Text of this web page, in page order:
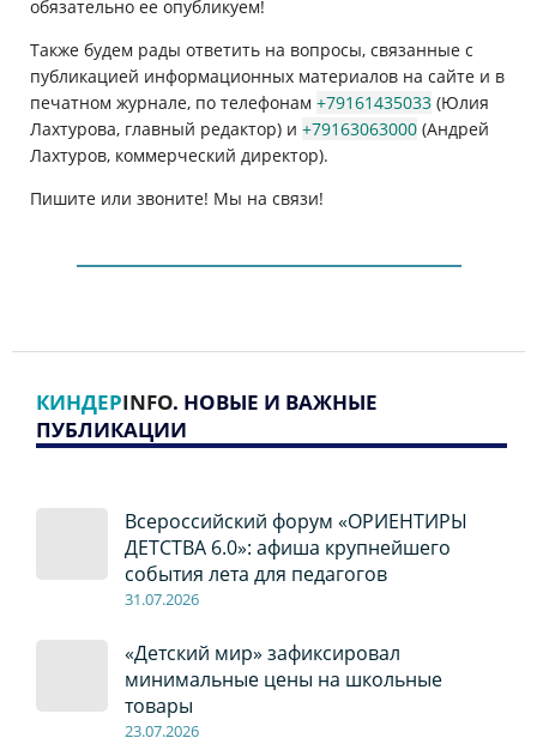
обязательно ее опубликуем!
Также будем рады ответить на вопросы, связанные с
публикацией информационных материалов на сайте и в
печатном журнале, по телефонам +79161435033 (Юлия
Лахтурова, главный редактор) и +79163063000 (Андрей
Лахтуров, коммерческий директор).
Пишите или звоните! Мы на связи!
КИНДЕРINFO. НОВЫЕ И ВАЖНЫЕ
ПУБЛИКАЦИИ
Всероссийский форум «ОРИЕНТИРЫ
ДЕТСТВА 6.0»: афиша крупнейшего
события лета для педагогов
31.07.2026
«Детский мир» зафиксировал
минимальные цены на школьные
товары
23.07.2026